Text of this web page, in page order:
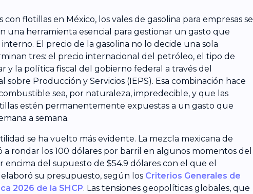
con flotillas en México, los vales de gasolina para empresas se
una herramienta esencial para gestionar un gasto que
El precio de la gasolina no lo decide una sola
tres: el precio internacional del petróleo, el tipo de
y la política fiscal del gobierno federal a través del
sobre Producción y Servicios (IEPS). Esa combinación hace
sea, por naturaleza, impredecible, y que las
estén permanentemente expuestas a un gasto que
a semana.
se ha vuelto más evidente. La mezcla mexicana de
rondar los 100 dólares por barril en algunos momentos del
encima del supuesto de $54.9 dólares con el que el
su presupuesto, según losCriterios Generales de
2026 de la SHCP. Las tensiones geopolíticas globales, que